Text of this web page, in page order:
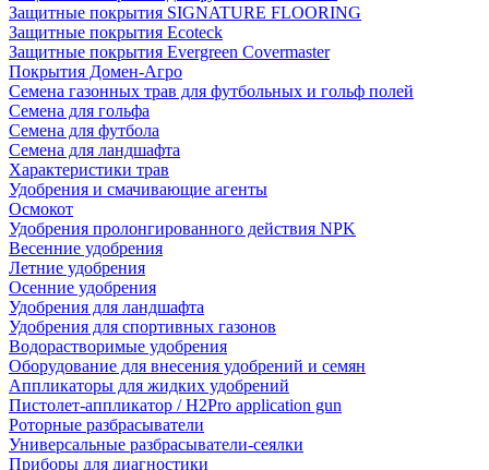
Защитные покрытия SIGNATURE FLOORING
Защитные покрытия Ecoteck
Защитные покрытия Evergreen Covermaster
Покрытия Домен-Агро
Семена газонных трав для футбольных и гольф полей
Семена для гольфа
Семена для футбола
Семена для ландшафта
Характеристики трав
Удобрения и смачивающие агенты
Осмокот
Удобрения пролонгированного действия NPK
Весенние удобрения
Летние удобрения
Осенние удобрения
Удобрения для ландшафта
Удобрения для спортивных газонов
Водорастворимые удобрения
Оборудование для внесения удобрений и семян
Аппликаторы для жидких удобрений
Пистолет-аппликатор / H2Pro application gun
Роторные разбрасыватели
Универсальные разбрасыватели-сеялки
Приборы для диагностики